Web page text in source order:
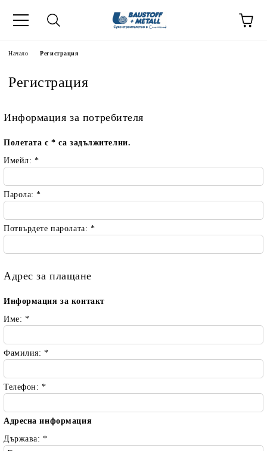
Начало Регистрация
Регистрация
Информация за потребителя
Полетата с* са задължителни.
Имейл: *
Парола:*
Потвърдете паролата: *
Адрес за плащане
Информация за контакт
Име: *
Фамилия:*
Телефон:*
Адресна информация
Държава:*